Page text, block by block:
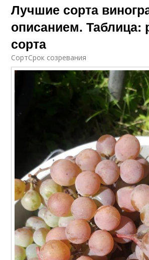
Лучшие сорта
описанием. Таблица:
сорта
СортСрок созревания